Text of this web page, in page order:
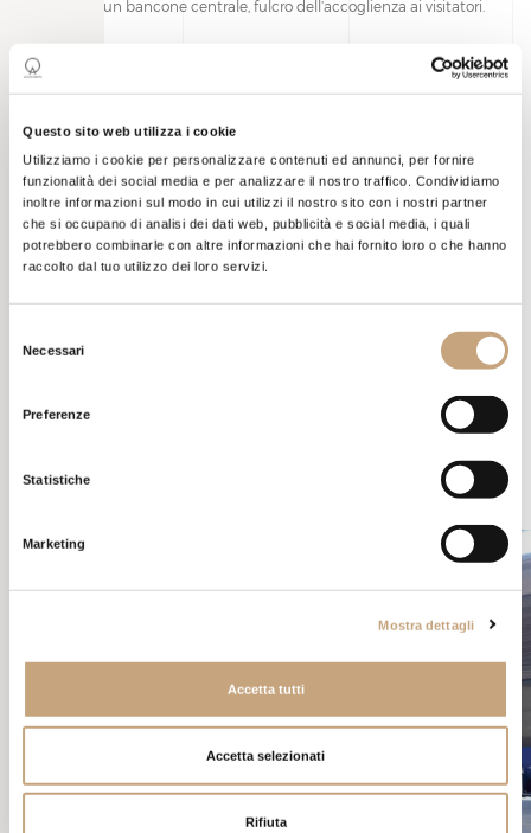
Questo sito web utilizza i cookie
Utilizziamo i cookie per personalizzare contenuti ed annunci, per fornire
funzionalità dei social media e per analizzare il nostro traffico. Condividiamo
inoltre informazioni sul modo in cui utilizzi il nostro sito con i nostri partner
che si occupano di analisi dei dati web, pubblicità e social media, i quali
potrebbero combinarle con altre informazioni che hai fornito loro o che hanno
raccolto dal tuo utilizzo dei loro servizi.
del
Necessari
Preferenze
Statistiche
Marketing
Mostra dettagli
Accetta tutti
Accetta selezionati
Rifiuta
presenta un bancone centrale, fulcro dell’accoglienza ai visitatori.
FIERAMARMOMAC
molto luminosa grazie a un minuzioso studio per la collocazione
L’ordine e il rigore rappresentano i tratti distintivi di questa
realizzazione, nella quale ogni particolare ha una sua collocazione